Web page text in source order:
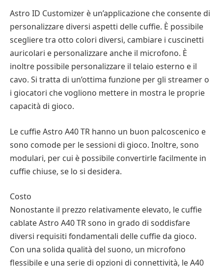
Astro ID Customizer è un’applicazione che consente di
personalizzare diversi aspetti delle cuffie. È possibile
scegliere tra otto colori diversi, cambiare i cuscinetti
auricolari e personalizzare anche il microfono. È
inoltre possibile personalizzare il telaio esterno e il
cavo. Si tratta di un’ottima funzione per gli streamer o
i giocatori che vogliono mettere in mostra le proprie
capacità di gioco.
Le cuffie Astro A40 TR hanno un buon palcoscenico e
sono comode per le sessioni di gioco. Inoltre, sono
modulari, per cui è possibile convertirle facilmente in
cuffie chiuse, se lo si desidera.
Costo
Nonostante il prezzo relativamente elevato, le cuffie
cablate Astro A40 TR sono in grado di soddisfare
diversi requisiti fondamentali delle cuffie da gioco.
Con una solida qualità del suono, un microfono
flessibile e una serie di opzioni di connettività, le A40